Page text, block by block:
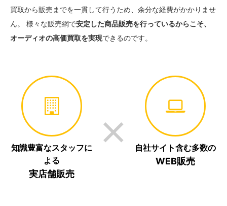
買取から販売までを一貫して行うため、余分な経費がかかりませ
ん。 様々な販売網で安定した商品販売を行っているからこそ、
オーディオの高価買取を実現できるのです。
知識豊富なスタッフに
よる
実店舗販売
自社サイト含む多数の
WEB販売